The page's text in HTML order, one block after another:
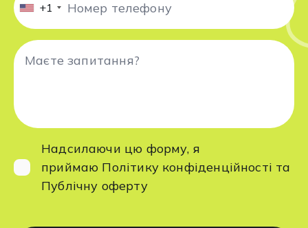
+1
Надсилаючи цю форму, я
приймаю Політику конфіденційності та
Публічну оферту